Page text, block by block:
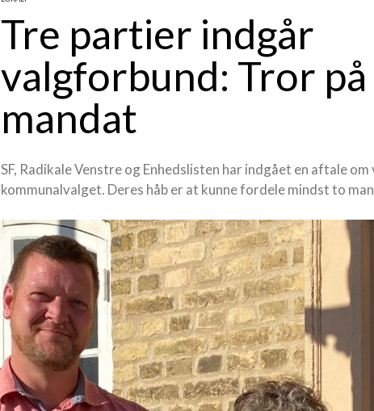
Tre partier indgår
valgforbund: Tror
mandat
SF, Radikale Venstre og Enhedslisten har indgået en aftale
kommunalvalget. Deres håb er at kunne fordele mindst to